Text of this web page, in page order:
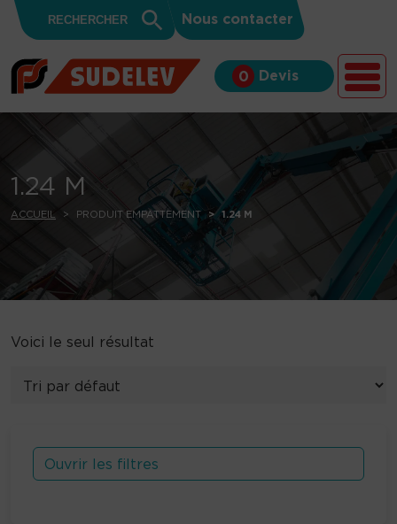
Skip to content
for:
Search
Button
Nous contacter
0 Devis
1.24 M
ACCUEIL PRODUIT EMPATTEMENT 1.24 M
Voici le seul résultat
Ouvrir les filtres